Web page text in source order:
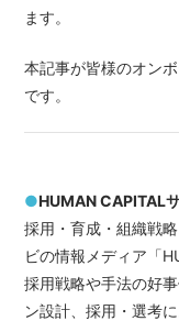
ます。
本記事が皆様のオン
です。
●HUMAN CAPITAL
採用・育成・組織戦
ビの情報メディア「
採用戦略や手法の好
ン設計、採用・選考